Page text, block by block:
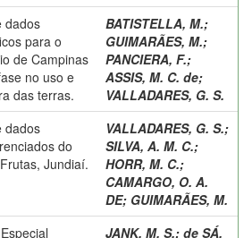
dados
para o
de Campinas
no uso e
das terras.
BATISTELLA, M.;
GUIMARÃES, M.;
PANCIERA, F.;
ASSIS, M. C. de;
VALLADARES, G. S.
dados
do
Jundiaí.
VALLADARES, G. S.;
SILVA, A. M. C.;
HORR, M. C.;
CAMARGO, O. A.
DE; GUIMARÃES, M.
JANK, M. S.; de SÁ,